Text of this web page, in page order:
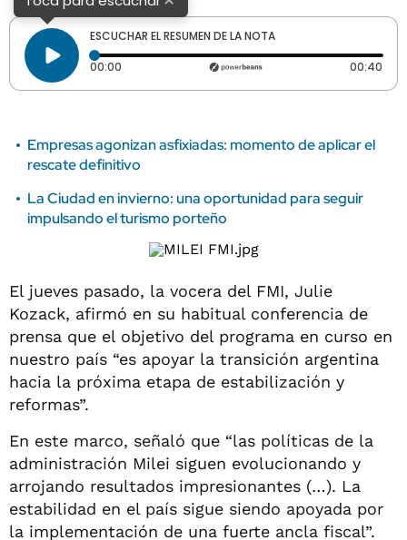
ESCUCHAR EL RESUMEN DE LA NOTA
00:00 Tiempo transcurrido: 0 segundos 00:40
Empresas agonizan asfixiadas: momento de aplicar el
rescate definitivo
La Ciudad en invierno: una oportunidad para seguir
impulsando el turismo porteño
El jueves pasado, la vocera del FMI, Julie
Kozack, afirmó en su habitual conferencia de
prensa que el objetivo del programa en curso en
nuestro país “es apoyar la transición argentina
hacia la próxima etapa de estabilización y
reformas”.
En este marco, señaló que “las políticas de la
administración Milei siguen evolucionando y
arrojando resultados impresionantes (…). La
estabilidad en el país sigue siendo apoyada por
la implementación de una fuerte ancla fiscal”.